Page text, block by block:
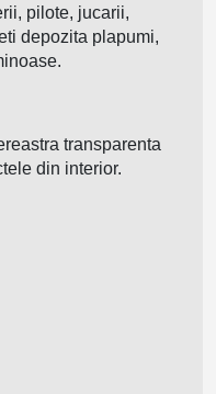
pilote, jucarii,
depozita plapumi,
transparenta
din interior.